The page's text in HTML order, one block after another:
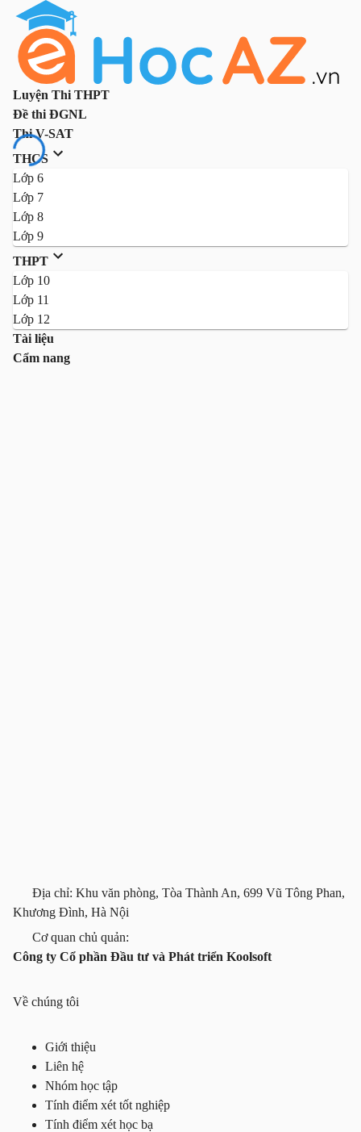
Luyện Thi THPT
Đề thi ĐGNL
Thi V-SAT
THCS
Lớp 6
Lớp 7
Lớp 8
Lớp 9
THPT
Lớp 10
Lớp 11
Lớp 12
Tài liệu
Cẩm nang
Địa chỉ: Khu văn phòng, Tòa Thành An, 699 Vũ Tông Phan,
Khương Đình, Hà Nội
Cơ quan chủ quản:
Công ty Cổ phần Đầu tư và Phát triển Koolsoft
Về chúng tôi
Giới thiệu
Liên hệ
Nhóm học tập
Tính điểm xét tốt nghiệp
Tính điểm xét học bạ